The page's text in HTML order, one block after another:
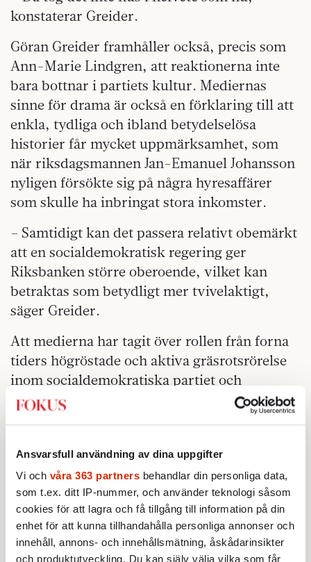
Ansvarsfull användning av dina uppgifter
Vi och våra 363 partners behandlar din personliga data,
som t.ex. ditt IP-nummer, och använder teknologi såsom
cookies för att lagra och få tillgång till information på din
enhet för att kunna tillhandahålla personliga annonser och
innehåll, annons- och innehållsmätning, åskådarinsikter
och produktutveckling. Du kan själv välja vilka som får
konstaterar Greider.
Göran Greider framhåller också, precis som
Ann-Marie Lindgren, att reaktionerna inte
bara bottnar i partiets kultur. Mediernas
sinne för drama är också en förklaring till att
enkla, tydliga och ibland betydelselösa
historier får mycket uppmärksamhet, som
när riksdagsmannen Jan-Emanuel Johansson
nyligen försökte sig på några hyresaffärer
som skulle ha inbringat stora inkomster.
– Samtidigt kan det passera relativt obemärkt
att en socialdemokratisk regering ger
Riksbanken större oberoende, vilket kan
betraktas som betydligt mer tvivelaktigt,
säger Greider.
Att medierna har tagit över rollen från forna
tiders högröstade och aktiva gräsrotsrörelse
inom socialdemokratiska partiet och
fackföreningsrörelsen märktes i måndags.
utanför LO-borgen i väntan på ett besked om
Wanja Lundby-Wedins framtid. Därmed
kommer dagens företrädare för
arbetarrörelsen på ett sätt lindrigare undan
än förr, när missnöje luftades på välbesökta
politiska möten. Något som Göran Greider